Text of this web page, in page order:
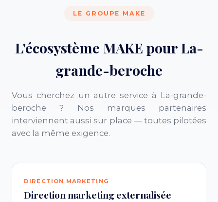
LE GROUPE MAKE
L'écosystème MAKE pour La-
grande-beroche
Vous cherchez un autre service à La-grande-
beroche ? Nos marques partenaires
interviennent aussi sur place — toutes pilotées
avec la même exigence.
DIRECTION MARKETING
Direction marketing externalisée